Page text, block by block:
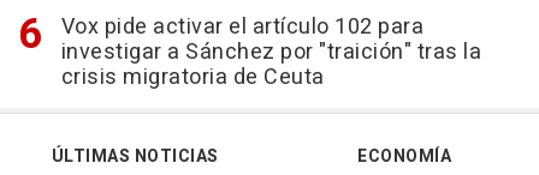
Vox pide activar el artículo 102 para
investigar a Sánchez por "traición" tras la
crisis migratoria de Ceuta
ÚLTIMAS NOTICIAS
ECONOMÍA